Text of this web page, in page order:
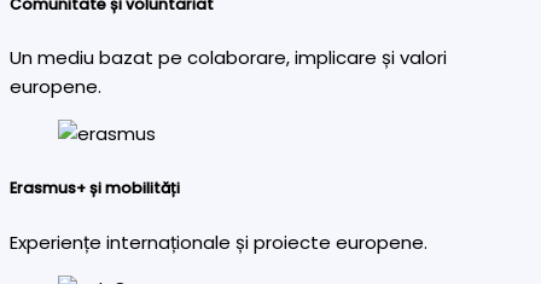
Un mediu bazat pe colaborare, implicare și valori
europene.
Erasmus+ și mobilități
Experiențe internaționale și proiecte europene.